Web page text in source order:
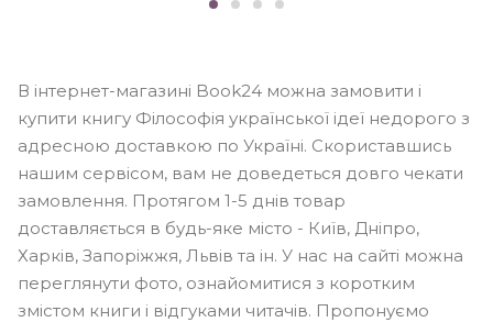
В інтернет-магазині Book24 можна замовити і
купити книгу Філософія української ідеї недорого з
адресною доставкою по Україні. Скориставшись
нашим сервісом, вам не доведеться довго чекати
замовлення. Протягом 1-5 днів товар
доставляється в будь-яке місто - Київ, Дніпро,
Харків, Запоріжжя, Львів та ін. У нас на сайті можна
переглянути фото, ознайомитися з коротким
змістом книги і відгуками читачів. Пропонуємо